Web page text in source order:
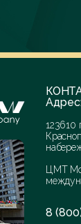
123610
ЦМТ
8